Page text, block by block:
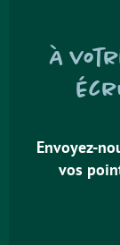
À
Envoyez-
vos